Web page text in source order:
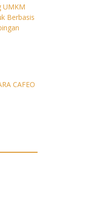
UMKM
Berbasis
CAFEO